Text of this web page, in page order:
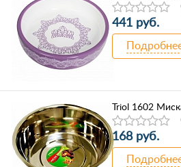
441 руб.
Triol 1602
168 руб.